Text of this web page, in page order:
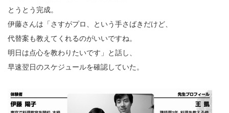
とうとう完成。
伊藤さんは「さすがプロ、という手さばきだけど、
代替案も教えてくれるのがいいですね。
明日は点心を教わりたいです」と話し、
早速翌日のスケジュールを確認していた。